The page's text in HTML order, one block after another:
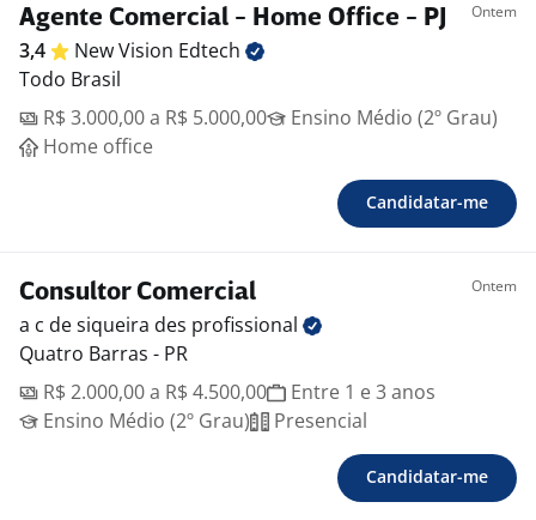
Agente Comercial - Home Office - PJ Ontem
3,4 New Vision Edtech
Todo Brasil
R$ 3.000,00 a R$ 5.000,00
Ensino Médio (2º Grau)
Home office
Candidatar-me
Consultor Comercial Ontem
a c de siqueira des profissional
Quatro Barras - PR
R$ 2.000,00 a R$ 4.500,00
Entre 1 e 3 anos
Ensino Médio (2º Grau)
Presencial
Candidatar-me